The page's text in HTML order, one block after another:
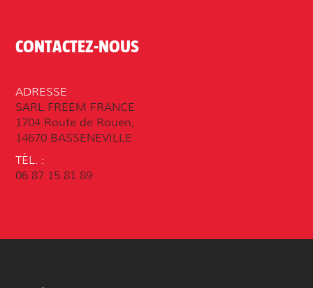
CONTACTEZ-NOUS
ADRESSE
SARL FREEM FRANCE
1704 Route de Rouen,
14670 BASSENEVILLE
TÉL. :
06 87 15 81 89